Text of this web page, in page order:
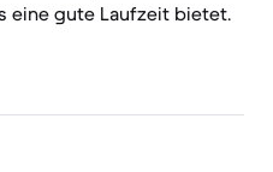
eine gute Laufzeit bietet.